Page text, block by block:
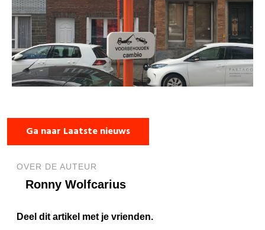
Ga naar Laatste nieuws
OVER DE AUTEUR
Ronny Wolfcarius
Deel dit artikel met je vrienden.